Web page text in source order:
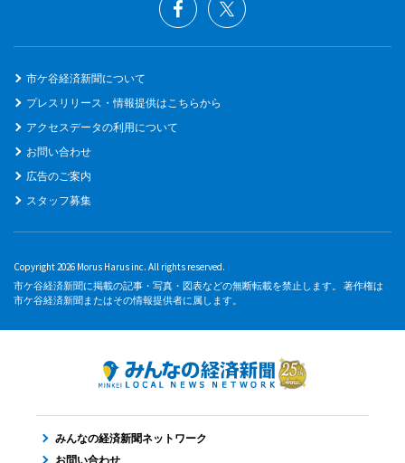
市ケ谷経済新聞について
プレスリリース・情報提供はこちらから
アクセスデータの利用について
お問い合わせ
広告のご案内
スタッフ募集
Copyright 2026 Morus Harus inc. All rights reserved.
市ケ谷経済新聞に掲載の記事・写真・図表などの無断転載を禁止します。 著作権は
市ケ谷経済新聞またはその情報提供者に属します。
みんなの経済新聞ネットワーク
お問い合わせ